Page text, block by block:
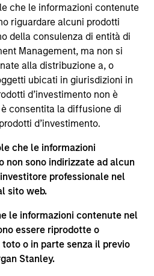
che le informazioni contenute
riguardare alcuni prodotti
della consulenza di entità di
Management, ma non si
alla distribuzione a, o
ubicati in giurisdizioni in
d’investimento non è
consentita la diffusione di
d’investimento.
che le informazioni
non sono indirizzate ad alcun
professionale nel
sito web.
le informazioni contenute nel
essere riprodotte o
o in parte senza il previo
Stanley.
le richieste di
essere presentate senza aver
del Prospetto Informativo, del
chiave (“KID”) o del
chiave per gli
annuale e della
di offerta”) o altri
im/msinvf/index.html
legale all’indirizzo
Centre, 6B route de Trèves,
aspetti di sostenibilità del
diritti degli investitori sono
indicato.
di sottoscrizione” (Extended
la sezione “Informazioni
(“Additional Information for
del Prospetto riguarda
di Hong Kong. Copie gratuite